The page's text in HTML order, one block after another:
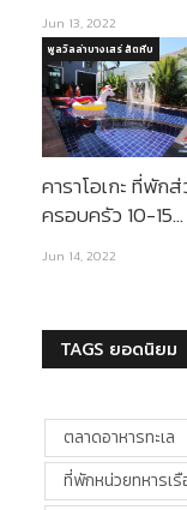
Jun 13, 2022
คาราโอเกะ ที่พัก
ครอบครัว 10-15…
พูลวิลล่าบางเสร่ สัตหีบ
Jun 14, 2022
TAGS ยอดนิยม
ตลาดอาหารทะเล
ที่พักหน่วยทหารเ